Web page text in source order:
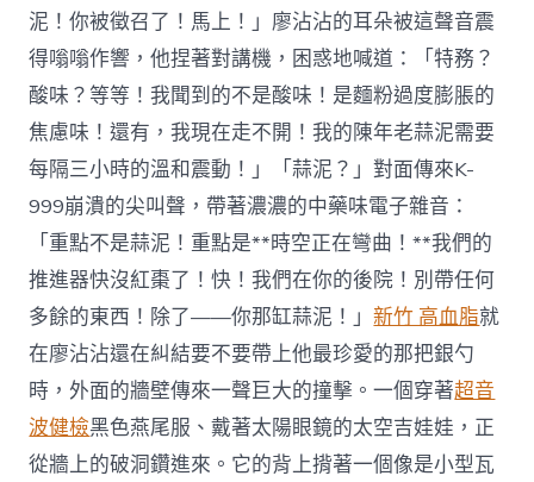
泥！你被徵召了！馬上！」廖沾沾的耳朵被這聲音震
得嗡嗡作響，他捏著對講機，困惑地喊道：「特務？
酸味？等等！我聞到的不是酸味！是麵粉過度膨脹的
焦慮味！還有，我現在走不開！我的陳年老蒜泥需要
每隔三小時的溫和震動！」「蒜泥？」對面傳來K-
999崩潰的尖叫聲，帶著濃濃的中藥味電子雜音：
「重點不是蒜泥！重點是**時空正在彎曲！**我們的
推進器快沒紅棗了！快！我們在你的後院！別帶任何
多餘的東西！除了——你那缸蒜泥！」新竹 高血脂就
在廖沾沾還在糾結要不要帶上他最珍愛的那把銀勺
時，外面的牆壁傳來一聲巨大的撞擊。一個穿著超音
波健檢黑色燕尾服、戴著太陽眼鏡的太空吉娃娃，正
從牆上的破洞鑽進來。它的背上揹著一個像是小型瓦